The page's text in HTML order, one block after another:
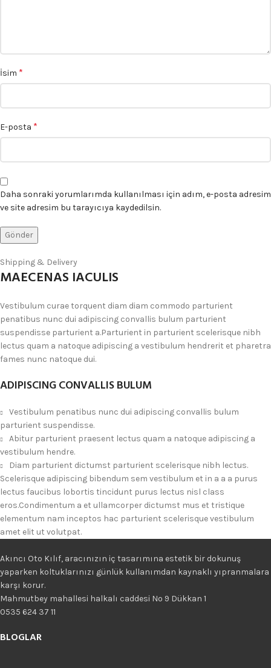
İsim *
E-posta *
Daha sonraki yorumlarımda kullanılması için adım, e-posta adresim
ve site adresim bu tarayıcıya kaydedilsin.
Shipping & Delivery
MAECENAS IACULIS
Vestibulum curae torquent diam diam commodo parturient
penatibus nunc dui adipiscing convallis bulum parturient
suspendisse parturient a.Parturient in parturient scelerisque nibh
lectus quam a natoque adipiscing a vestibulum hendrerit et pharetra
fames nunc natoque dui.
ADIPISCING CONVALLIS BULUM
Vestibulum penatibus nunc dui adipiscing convallis bulum
parturient suspendisse.
Abitur parturient praesent lectus quam a natoque adipiscing a
vestibulum hendre.
Diam parturient dictumst parturient scelerisque nibh lectus.
Scelerisque adipiscing bibendum sem vestibulum et in a a a purus
lectus faucibus lobortis tincidunt purus lectus nisl class
eros.Condimentum a et ullamcorper dictumst mus et tristique
elementum nam inceptos hac parturient scelerisque vestibulum
amet elit ut volutpat.
Akıncı Oto Kılıf, aracınızın iç tasarımına estetik bir dokunuş
yaparken koltuklarınızı günlük kullanımdan kaynaklı yıpranmalara
karşı korur.
Mahmutbey mahallesi halkalı caddesi No 9 Dükkan 1
0535 624 37 11
BLOGLAR